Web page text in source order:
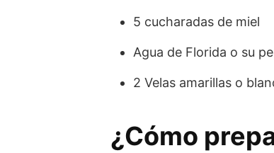
5 cucharadas de miel
Agua de Florida o su
2 Velas amarillas o
¿Cómo